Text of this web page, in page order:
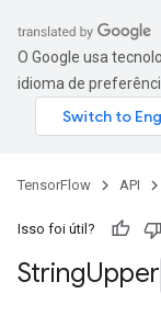
O Google usa
idioma de
TensorFlow API
Isso foi útil?
StringUpper